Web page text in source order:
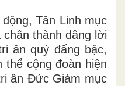
Tân Linh mục
thành dâng lời
ân quý đấng bậc,
thể cộng đoàn hiện
ân Đức Giám mục